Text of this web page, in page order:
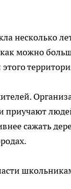
несколько
можно
сажать